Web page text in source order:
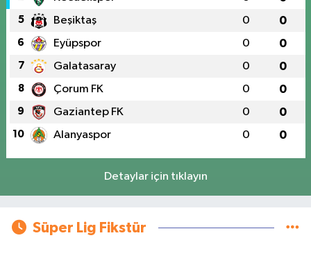
5 Beşiktaş 0 0
6 Eyüpspor 0 0
7 Galatasaray 0 0
8 Çorum FK 0 0
9 Gaziantep FK 0 0
10 Alanyaspor 0 0
Detaylar için tıklayın
Süper Lig Fikstür